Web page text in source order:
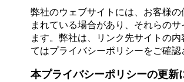
弊社のウェブサイトには、お客様
まれている場合があり、それらの
ます。弊社は、リンク先サイトの
てはプライバシーポリシーをご確認
本プライバシーポリシーの更新